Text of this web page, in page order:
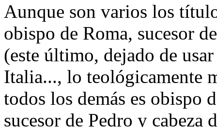
Aunque son varios los
obispo de Roma, sucesor
(este último, dejado de
Italia..., lo teológicamente
todos los demás es obispo
sucesor de Pedro y cabeza